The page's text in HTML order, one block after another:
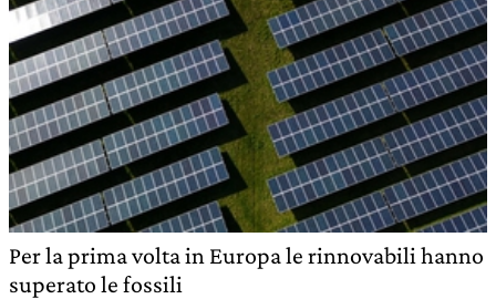
Per la prima volta in Europa le rinnovabili hanno
superato le fossili